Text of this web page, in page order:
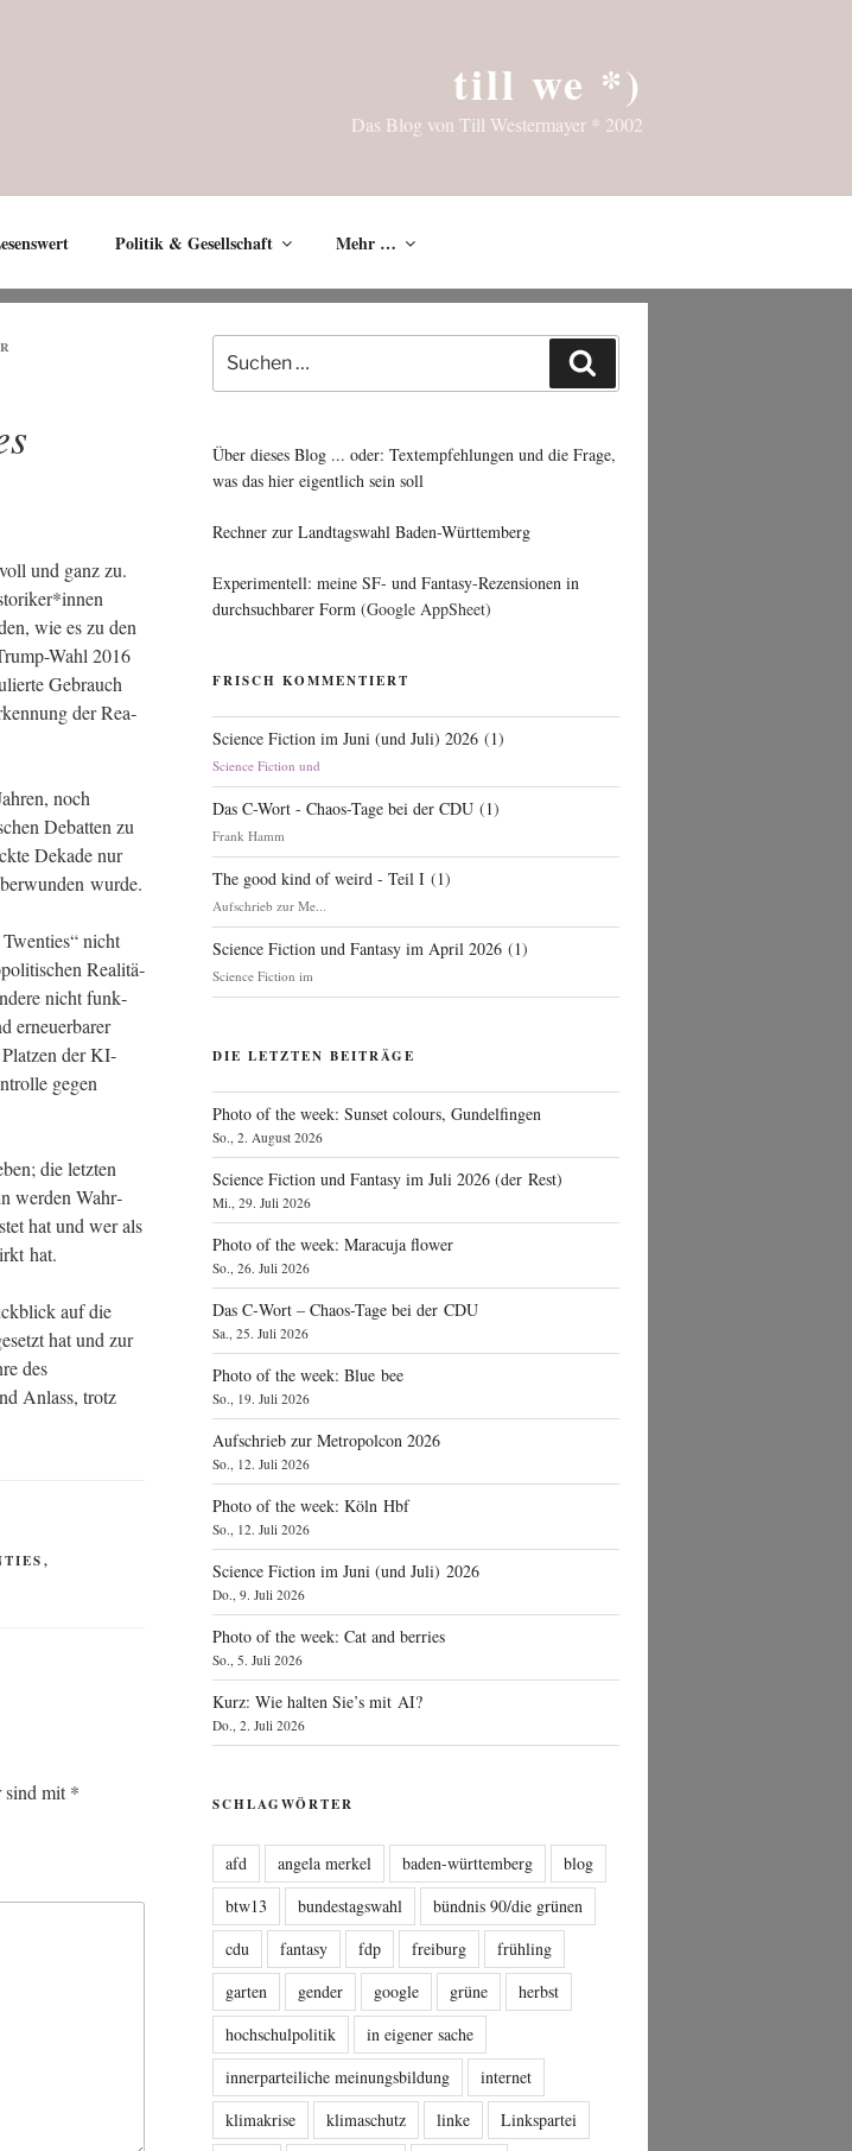
till we *)
Das Blog von Till Westermayer * 2002
Politik & Gesellschaft Mehr …
und ganz zu.
wie es zu den
Wahl 2016
Gebrauch
der Rea­
noch
Debat­ten zu
Deka­de nur
wurde.
nicht
Rea­li­tä­
nicht funk­
erneu­er­ba­rer
der KI-
gegen
die letz­ten
wer­den Wahr­
hat und wer als
hat.
auf die
hat und zur
des
Anlass, trotz
,
sind mit*
nach:
Über dieses Blog ... oder: Textempfehlungen und die Frage,
was das hier eigentlich sein soll
Rechner zur Landtagswahl Baden-Württemberg
Experimentell: meine SF- und Fantasy-Rezensionen in
durchsuchbarer Form (Google AppSheet)
FRISCH KOMMENTIERT
Science Fiction im Juni (und Juli) 2026 (1)
Science Fiction und
Das C-Wort - Chaos-Tage bei der CDU (1)
Frank Hamm
The good kind of weird - Teil I (1)
Aufschrieb zur Me...
Science Fiction und Fantasy im April 2026 (1)
Science Fiction im
DIE LETZTEN BEITRÄGE
Photo of the week: Sunset colours, Gundelfingen
So., 2. August 2026
Science Fiction und Fantasy im Juli 2026 (der Rest)
Mi., 29. Juli 2026
Photo of the week: Maracuja flower
So., 26. Juli 2026
Das C‑Wort – Chaos-Tage bei der CDU
Sa., 25. Juli 2026
Photo of the week: Blue bee
So., 19. Juli 2026
Aufschrieb zur Metropolcon 2026
So., 12. Juli 2026
Photo of the week: Köln Hbf
So., 12. Juli 2026
Science Fiction im Juni (und Juli) 2026
Do., 9. Juli 2026
Photo of the week: Cat and berries
So., 5. Juli 2026
Kurz: Wie halten Sie’s mit AI?
Do., 2. Juli 2026
SCHLAGWÖRTER
afd angela merkel baden-württemberg
blog
btw13
bundestagswahl
bündnis 90/die grünen
cdu
fantasy fdp freiburg
frühling
garten
gender google grüne
herbst
hochschulpolitik
in eigener sache
innerparteiliche meinungsbildung
internet
klimakrise
klimaschutz linke
Linkspartei